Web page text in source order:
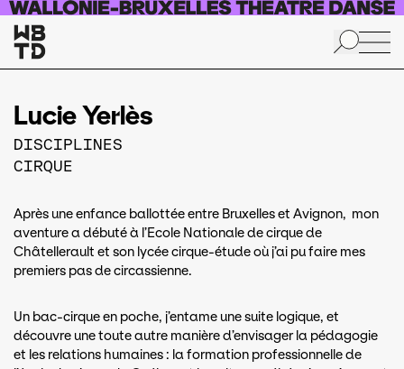
Aller au contenu principal
Lucie Yerlès
DISCIPLINES
CIRQUE
Après une enfance ballottée entre Bruxelles et Avignon, mon
aventure a débuté à l’Ecole Nationale de cirque de
Châtellerault et son lycée cirque-étude où j’ai pu faire mes
premiers pas de circassienne.
Un bac-cirque en poche, j’entame une suite logique, et
découvre une toute autre manière d’envisager la pédagogie
et les relations humaines : la formation professionnelle de